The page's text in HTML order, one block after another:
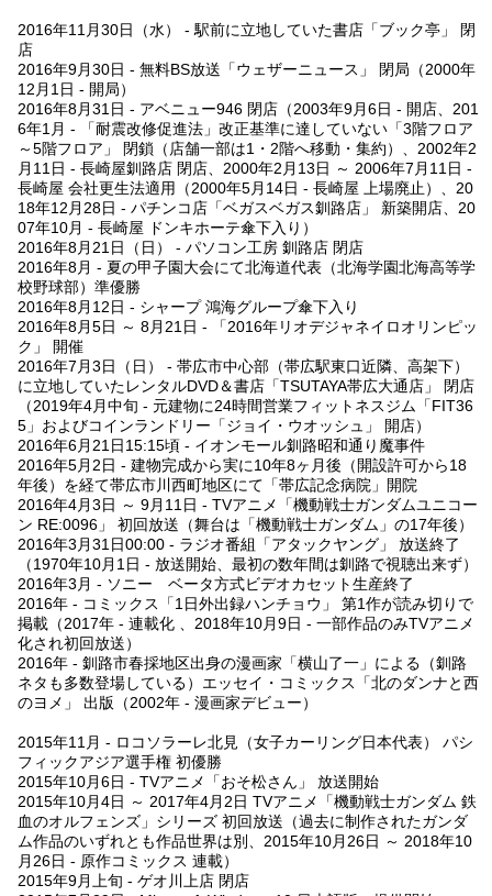
2016年11月30日（水） - 駅前に立地していた書店「ブック亭」 閉
店
2016年9月30日 - 無料BS放送「ウェザーニュース」 閉局（2000年
12月1日 - 開局）
2016年8月31日 - アベニュー946 閉店（2003年9月6日 - 開店、201
6年1月 - 「耐震改修促進法」改正基準に達していない「3階フロア
～5階フロア」 閉鎖（店舗一部は1・2階へ移動・集約）、2002年2
月11日 - 長崎屋釧路店 閉店、2000年2月13日 ～ 2006年7月11日 -
長崎屋 会社更生法適用（2000年5月14日 - 長崎屋 上場廃止）、20
18年12月28日 - パチンコ店「ベガスベガス釧路店」 新築開店、20
07年10月 - 長崎屋 ドンキホーテ傘下入り）
2016年8月21日（日） - パソコン工房 釧路店 閉店
2016年8月 - 夏の甲子園大会にて北海道代表（北海学園北海高等学
校野球部）準優勝
2016年8月12日 - シャープ 鴻海グループ傘下入り
2016年8月5日 ～ 8月21日 - 「2016年リオデジャネイロオリンピッ
ク」 開催
2016年7月3日（日） - 帯広市中心部（帯広駅東口近隣、高架下）
に立地していたレンタルDVD＆書店「TSUTAYA帯広大通店」 閉店
（2019年4月中旬 - 元建物に24時間営業フィットネスジム「FIT36
5」およびコインランドリー「ジョイ・ウオッシュ」 開店）
2016年6月21日15:15頃 - イオンモール釧路昭和通り魔事件
2016年5月2日 - 建物完成から実に10年8ヶ月後（開設許可から18
年後）を経て帯広市川西町地区にて「帯広記念病院」開院
2016年4月3日 ～ 9月11日 - TVアニメ「機動戦士ガンダムユニコー
ン RE:0096」 初回放送（舞台は「機動戦士ガンダム」の17年後）
2016年3月31日00:00 - ラジオ番組「アタックヤング」 放送終了
（1970年10月1日 - 放送開始、最初の数年間は釧路で視聴出来ず）
2016年3月 - ソニー ベータ方式ビデオカセット生産終了
2016年 - コミックス「1日外出録ハンチョウ」 第1作が読み切りで
掲載（2017年 - 連載化 、2018年10月9日 - 一部作品のみTVアニメ
化され初回放送）
2016年 - 釧路市春採地区出身の漫画家「横山了一」による（釧路
ネタも多数登場している）エッセイ・コミックス「北のダンナと西
のヨメ」 出版（2002年 - 漫画家デビュー）
2015年11月 - ロコソラーレ北見（女子カーリング日本代表） パシ
フィックアジア選手権 初優勝
2015年10月6日 - TVアニメ「おそ松さん」 放送開始
2015年10月4日 ～ 2017年4月2日 TVアニメ「機動戦士ガンダム 鉄
血のオルフェンズ」シリーズ 初回放送（過去に制作されたガンダ
ム作品のいずれとも作品世界は別、2015年10月26日 ～ 2018年10
月26日 - 原作コミックス 連載）
2015年9月上旬 - ゲオ川上店 閉店